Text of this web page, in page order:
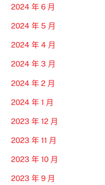
2024 年 6 月
2024 年 5 月
2024 年 4 月
2024 年 3 月
2024 年 2 月
2024 年 1 月
2023 年 12 月
2023 年 11 月
2023 年 10 月
2023 年 9 月